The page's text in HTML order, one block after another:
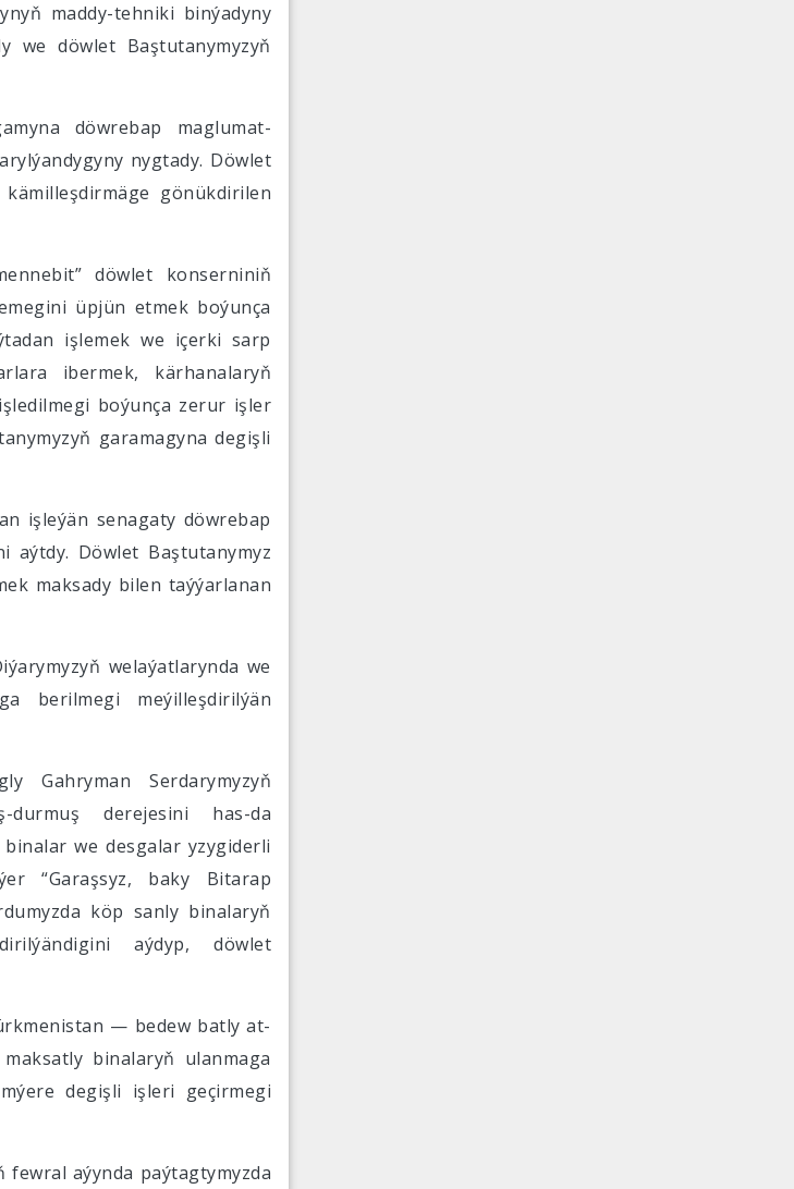
maddy-tehniki binýadyny
we döwlet Baştutanymyzyň
döwrebap maglumat-
nygtady. Döwlet
gönükdirilen
döwlet konserniniň
üpjün etmek boýunça
işlemek we içerki sarp
ibermek, kärhanalaryň
boýunça zerur işler
garamagyna degişli
işleýän senagaty döwrebap
aýtdy. Döwlet Baştutanymyz
maksady bilen taýýarlanan
welaýatlarynda we
berilmegi meýilleşdirilýän
Gahryman Serdarymyzyň
durmuş derejesini has-da
we desgalar yzygiderli
“Garaşsyz, baky Bitarap
köp sanly binalaryň
aýdyp, döwlet
— bedew batly at-
binalaryň ulanmaga
degişli işleri geçirmegi
aýynda paýtagtymyzda